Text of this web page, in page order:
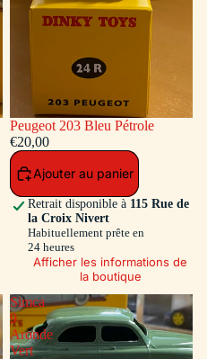
Peugeot 203 Bleu Pétrole
€20,00
Ajouter au panier
Retrait disponible à 115 Rue de
la Croix Nivert
Habituellement prête en
24 heures
Afficher les informations de
la boutique
Simca
9
Aronde
Vert